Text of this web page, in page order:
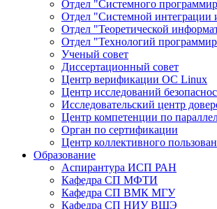
Отдел "Системного
Отдел "Системной
Отдел "Теоретической
Отдел "Технологий
Ученый совет
Диссертационный совет
Центр верификации ОС Linux
Центр исследований
Исследовательский центр
Центр компетенции по
Орган по сертификации
Центр коллективного
Образование
Аспирантура ИСП РАН
Кафедра СП МФТИ
Кафедра СП ВМК МГУ
Кафедра СП НИУ ВШЭ